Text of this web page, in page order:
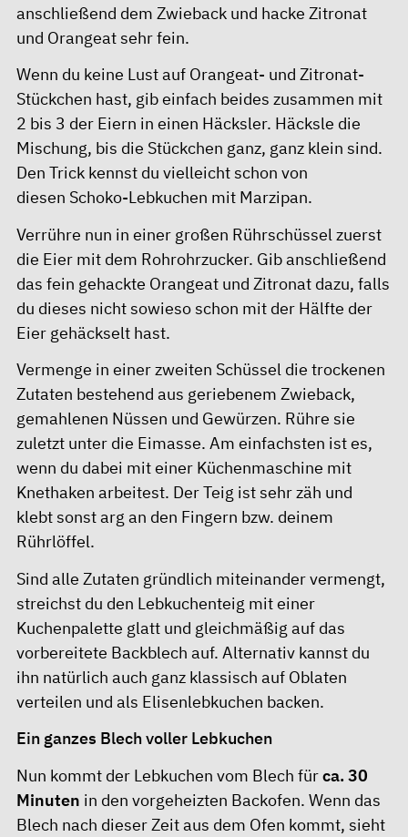
anschließend dem Zwieback und hacke Zitronat
und Orangeat sehr fein.
Wenn du keine Lust auf Orangeat- und Zitronat-
Stückchen hast, gib einfach beides zusammen mit
2 bis 3 der Eiern in einen Häcksler. Häcksle die
Mischung, bis die Stückchen ganz, ganz klein sind.
Den Trick kennst du vielleicht schon von
diesen Schoko-Lebkuchen mit Marzipan.
Verrühre nun in einer großen Rührschüssel zuerst
die Eier mit dem Rohrohrzucker. Gib anschließend
das fein gehackte Orangeat und Zitronat dazu, falls
du dieses nicht sowieso schon mit der Hälfte der
Eier gehäckselt hast.
Vermenge in einer zweiten Schüssel die trockenen
Zutaten bestehend aus geriebenem Zwieback,
gemahlenen Nüssen und Gewürzen. Rühre sie
zuletzt unter die Eimasse. Am einfachsten ist es,
wenn du dabei mit einer Küchenmaschine mit
Knethaken arbeitest. Der Teig ist sehr zäh und
klebt sonst arg an den Fingern bzw. deinem
Rührlöffel.
Sind alle Zutaten gründlich miteinander vermengt,
streichst du den Lebkuchenteig mit einer
Kuchenpalette glatt und gleichmäßig auf das
vorbereitete Backblech auf. Alternativ kannst du
ihn natürlich auch ganz klassisch auf Oblaten
verteilen und als Elisenlebkuchen backen.
Ein ganzes Blech voller Lebkuchen
Nun kommt der Lebkuchen vom Blech fürca. 30
Minuten in den vorgeheizten Backofen. Wenn das
Blech nach dieser Zeit aus dem Ofen kommt, sieht